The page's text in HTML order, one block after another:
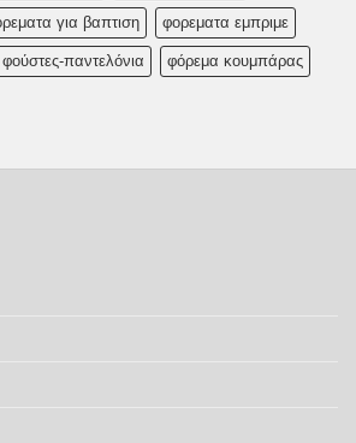
για βαπτιση φορεματα εμπριμε
φούστες-παντελόνια φόρεμα κουμπάρας